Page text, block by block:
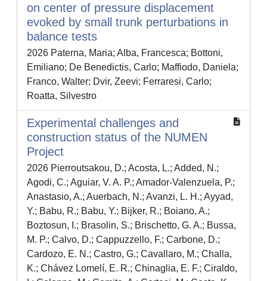
on center of pressure displacement
evoked by small trunk perturbations in
balance tests
2026 Paterna, Maria; Alba, Francesca; Bottoni,
Emiliano; De Benedictis, Carlo; Maffiodo, Daniela;
Franco, Walter; Dvir, Zeevi; Ferraresi, Carlo;
Roatta, Silvestro
Experimental challenges and
construction status of the NUMEN
Project
2026 Pierroutsakou, D.; Acosta, L.; Added, N.;
Agodi, C.; Aguiar, V. A. P.; Amador-Valenzuela, P.;
Anastasio, A.; Auerbach, N.; Avanzi, L. H.; Ayyad,
Y.; Babu, R.; Babu, Y.; Bijker, R.; Boiano, A.;
Boztosun, I.; Brasolin, S.; Brischetto, G. A.; Bussa,
M. P.; Calvo, D.; Cappuzzello, F.; Carbone, D.;
Cardozo, E. N.; Castro, G.; Cavallaro, M.; Challa,
K.; Chávez Lomelí, E. R.; Chinaglia, E. F.; Ciraldo,